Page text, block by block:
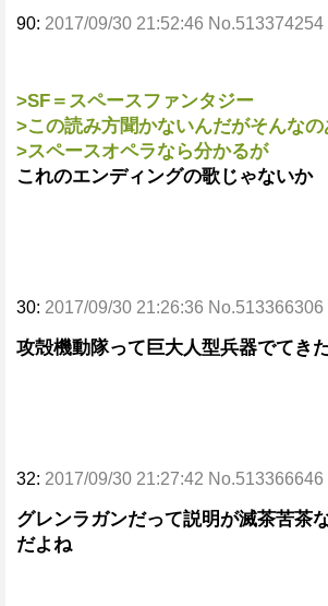
90: 2017/09/30 21:52:46 No.513374254
>SF＝スペースファンタジー
>この読み方聞かないんだがそんな
>スペースオペラなら分かるが
これのエンディングの歌じゃないか
30: 2017/09/30 21:26:36 No.513366306
攻殻機動隊って巨大人型兵器でてき
32: 2017/09/30 21:27:42 No.513366646
グレンラガンだって説明が滅茶苦茶
だよね